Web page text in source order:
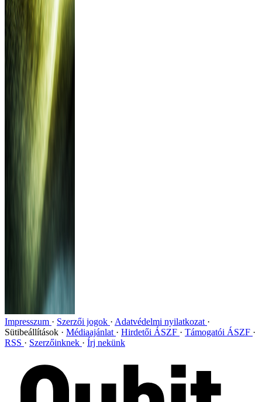
Impresszum Szerzői jogok
Adatvédelmi nyilatkozat
Sütibeállítások
Médiaajánlat Hirdetői ÁSZF
Támogatói ÁSZF
RSS
Szerzőinknek Írj nekünk